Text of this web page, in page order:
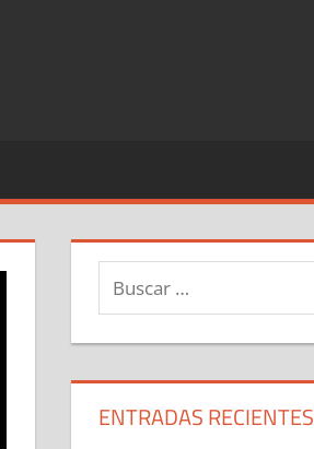
Buscar:
ENTRADAS RECIENTES